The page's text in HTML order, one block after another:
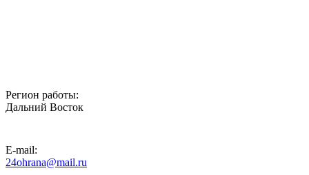
Регион работы:
Дальний Восток
E-mail:
24ohrana@mail.ru